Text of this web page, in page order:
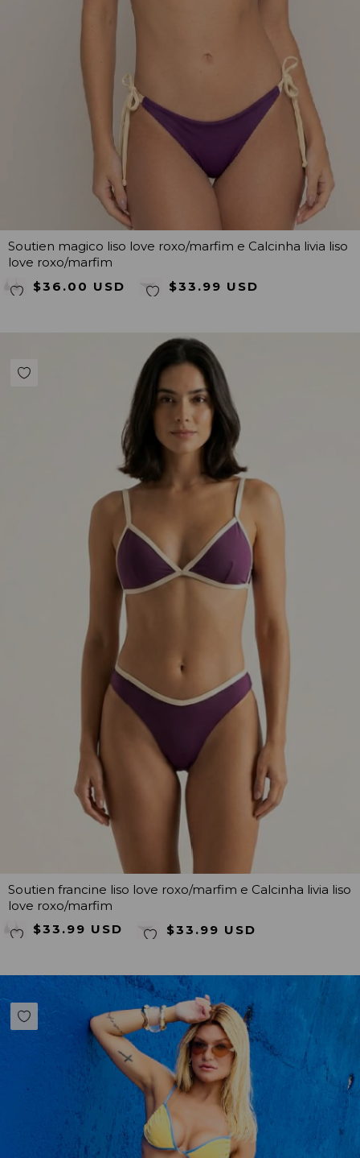
Soutien magico liso love roxo/marfim e Calcinha livia liso
love roxo/marfim
$36.00 USD
$33.99 USD
Soutien francine liso love roxo/marfim e Calcinha livia liso
love roxo/marfim
$33.99 USD
$33.99 USD